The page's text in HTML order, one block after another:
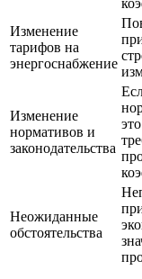
Изменение
тарифов на
энергоснабжение
Изменение
нормативов и
законодательства
Неожиданные
обстоятельства